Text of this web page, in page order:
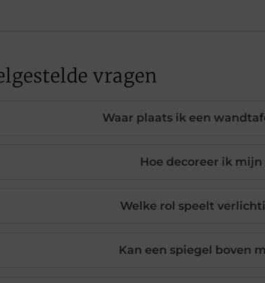
vragen
Waar plaats ik een
Hoe decoreer ik
Welke rol speelt
Kan een spiegel boven